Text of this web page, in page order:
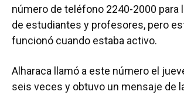
número de teléfono 2240-2000 para
de estudiantes y profesores, pero
funcionó cuando estaba activo.
Alharaca llamó a este número el
seis veces y obtuvo un mensaje de